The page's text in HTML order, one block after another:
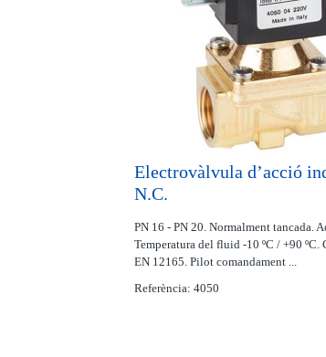
Electrovàlvula d’acció
N.C.
PN 16 - PN 20. Normalment tancada.
Temperatura del fluid -10 ºC / +90 ºC.
EN 12165. Pilot comandament ...
Referència: 4050